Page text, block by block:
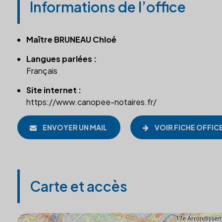
Informations de l’office
Maître BRUNEAU Chloé
Langues parlées :
Français
Site internet :
https://www.canopee-notaires.fr/
ENVOYER UN MAIL VOIR FICHE
Carte et accès